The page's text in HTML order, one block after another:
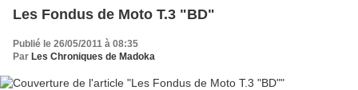
Les Fondus de Moto T.3 "BD"
Publié le 26/05/2011 à 08:35
Par Les Chroniques de Madoka